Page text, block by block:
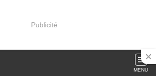
Publicité
MENU